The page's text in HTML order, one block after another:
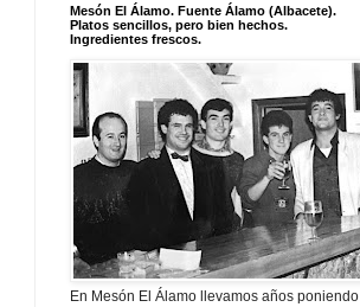
Mesón El Álamo. Fuente Álamo (Albacete).
Platos sencillos, pero bien hechos.
Ingredientes frescos.
En Mesón El Álamo llevamos años poniendo